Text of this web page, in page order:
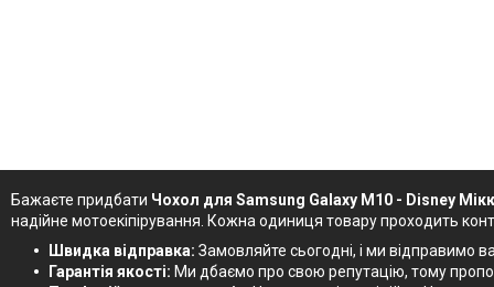
Бажаєте придбати Чохол для Samsung Galaxy М10 - Disney
надійне мотоекіпірування. Кожна одиниця товару проходить
Швидка відправка: Замовляйте сьогодні, і ми відправимо
Гарантія якості: Ми дбаємо про свою репутацію, тому